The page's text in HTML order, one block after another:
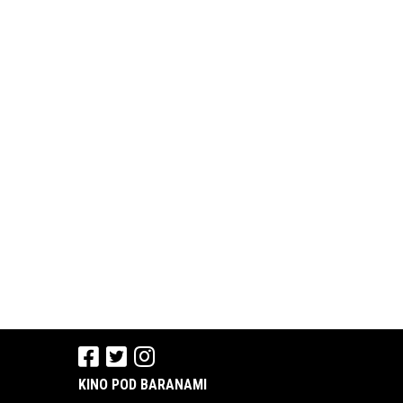
KINO POD BARANAMI